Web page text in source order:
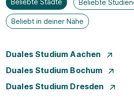
Beliebte Städte Beliebte
Beliebt in deiner Nähe
Duales Studium Aachen
Duales Studium Bochum
Duales Studium Dresden